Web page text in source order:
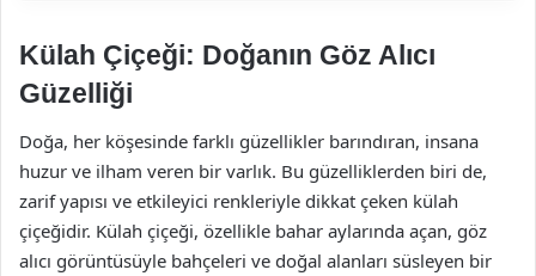
Külah Çiçeği: Doğanın Göz Alıcı
Güzelliği
Doğa, her köşesinde farklı güzellikler barındıran, insana
huzur ve ilham veren bir varlık. Bu güzelliklerden biri de,
zarif yapısı ve etkileyici renkleriyle dikkat çeken külah
çiçeğidir. Külah çiçeği, özellikle bahar aylarında açan, göz
alıcı görüntüsüyle bahçeleri ve doğal alanları süsleyen bir